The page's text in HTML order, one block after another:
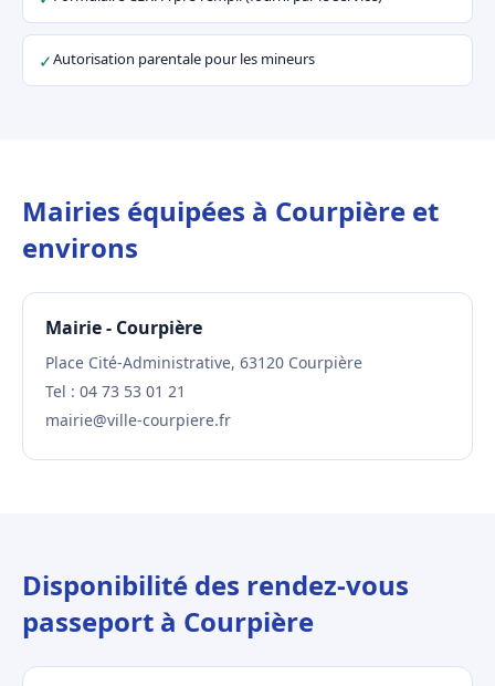
✓Autorisation parentale pour les mineurs
Mairies équipées à Courpière et
environs
Mairie - Courpière
Place Cité-Administrative, 63120 Courpière
Tel : 04 73 53 01 21
mairie@ville-courpiere.fr
Disponibilité des rendez-vous
passeport à Courpière